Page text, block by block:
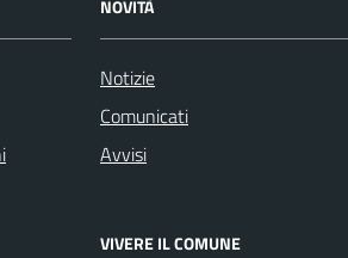
NOVITÀ
Notizie
Comunicati
Avvisi
VIVERE IL COMUNE